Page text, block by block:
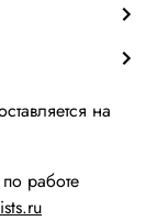
на
работе